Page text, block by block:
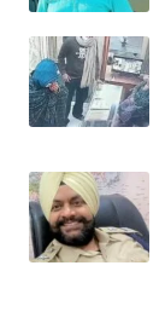
तिरुपति बालाजी मंदिर
से जुड़े चमत्कारी रहस्य |
secrets related to
Tirupati Balaji
Temple